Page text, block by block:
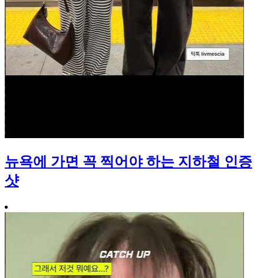
뉴욕에 가면 꼭 찍어야 하는 지하철 인증
샷